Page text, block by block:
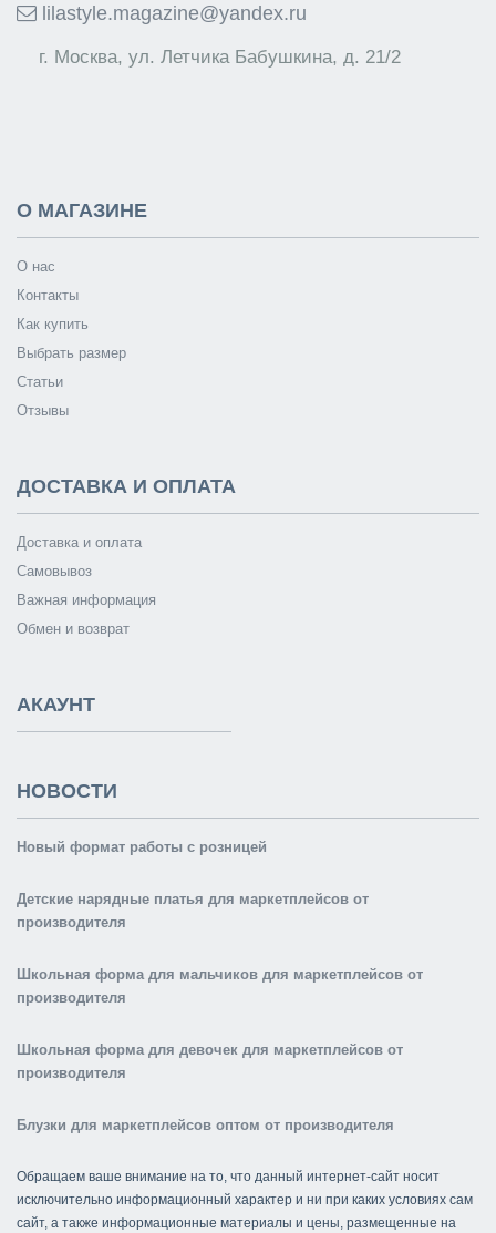
lilastyle.magazine@yandex.ru
г. Москва, ул. Летчика Бабушкина, д. 21/2
О МАГАЗИНЕ
О нас
Контакты
Как купить
Выбрать размер
Статьи
Отзывы
ДОСТАВКА И ОПЛАТА
Доставка и оплата
Самовывоз
Важная информация
Обмен и возврат
АКАУНТ
НОВОСТИ
Новый формат работы с розницей
Детские нарядные платья для маркетплейсов от
производителя
Школьная форма для мальчиков для маркетплейсов от
производителя
Школьная форма для девочек для маркетплейсов от
производителя
Блузки для маркетплейсов оптом от производителя
Обращаем ваше внимание на то, что данный интернет-сайт носит
исключительно информационный характер и ни при каких условиях сам
сайт, а также информационные материалы и цены, размещенные на